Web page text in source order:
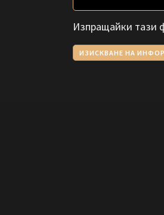
Изпращайки тази
ИЗИСКВАНЕ НА